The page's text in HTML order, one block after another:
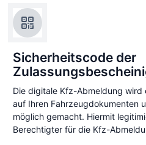
Sicherheitscode der
Die digitale Kfz-Abmeldung
auf Ihren Fahrzeugdokumenten
möglich gemacht. Hiermit
Berechtigter für die Kfz-